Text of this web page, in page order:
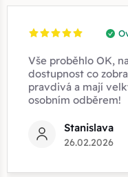
Vše proběhlo OK,
dostupnost co
pravdivá a mají
osobním odběrem!
Stanislava
26.02.2026